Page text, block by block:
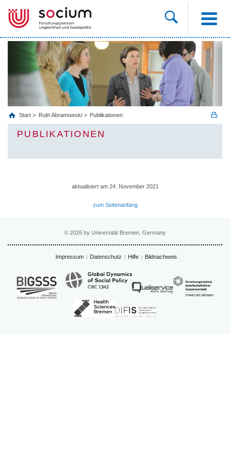
Start Ruth Abramowski Publikationen
PUBLIKATIONEN
aktualisiert am 24. November 2021
zum Seitenanfang
© 2026 by Universität Bremen, Germany
Impressum Datenschutz Hilfe Bildnachweis